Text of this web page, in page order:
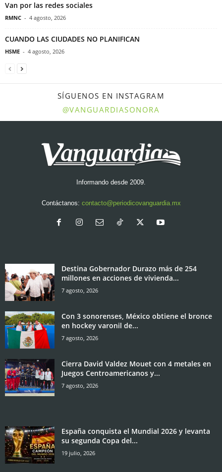
Van por las redes sociales
RMNC - 4 agosto, 2026
CUANDO LAS CIUDADES NO PLANIFICAN
HSME - 4 agosto, 2026
SÍGUENOS EN INSTAGRAM
@VANGUARDIASONORA
Informando desde 2009.
Contáctanos: contacto@periodicovanguardia.mx
Destina Gobernador Durazo más de 254
millones en acciones de vivienda...
7 agosto, 2026
Con 3 sonorenses, México obtiene el bronce
en hockey varonil de...
7 agosto, 2026
Cierra David Valdez Mouet con 4 metales en
Juegos Centroamericanos y...
7 agosto, 2026
España conquista el Mundial 2026 y levanta
su segunda Copa del...
19 julio, 2026